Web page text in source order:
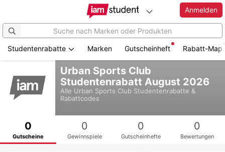
Hauptinhalt
springen
Anmelden
Studentenrabatte Marken Gutscheinheft Rabatt-Map
Urban Sports Club
Studentenrabatt August 2026
Alle Urban Sports Club Studentenrabatte &
Rabattcodes
0
Gutscheine
0
Gewinnspiele
0
Gutscheinhefte
0
Bewertungen